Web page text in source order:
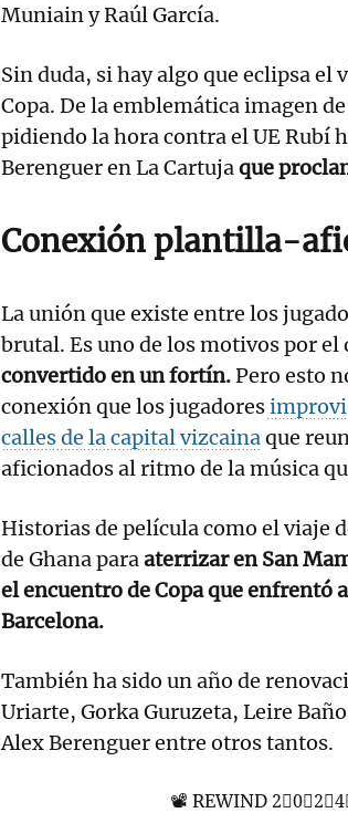
Muniain y Raúl García.
Sin duda, si hay algo que eclipsa el
Copa. De la emblemática imagen
pidiendo la hora contra el UE Rubí
Berenguer en La Cartujaque
Conexión plantilla-
La unión que existe entre los
brutal. Es uno de los motivos por el
convertido en un fortín.Pero esto
conexión que los jugadores
calles de la capital vizcainaque
aficionados al ritmo de la música
Historias de película como el viaje
de Ghana paraaterrizar en San
el encuentro de Copa que enfrentó
Barcelona.
También ha sido un año de
Uriarte, Gorka Guruzeta, Leire
Alex Berenguer entre otros tantos.
📽️ REWIND